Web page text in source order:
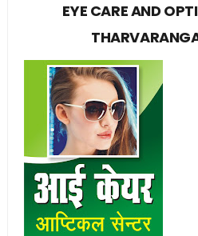
EYE CARE AND